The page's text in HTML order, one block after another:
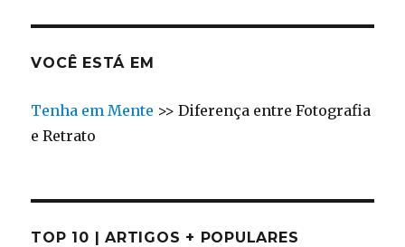
VOCÊ ESTÁ EM
Tenha em Mente >>Diferença entre Fotografia
e Retrato
TOP 10 | ARTIGOS + POPULARES